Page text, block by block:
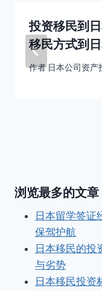
投资移民到
移民方式到
作者 日本公司资产
浏览最多的文章
日本留学签证
保驾护航
日本移民的投
与劣势
日本移民投资